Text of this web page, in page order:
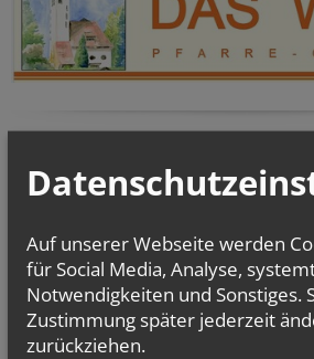
Auf unserer Webseite werden
für Social Media, Analyse,
Notwendigkeiten und Sonstiges.
Zustimmung später jederzeit
zurückziehen.